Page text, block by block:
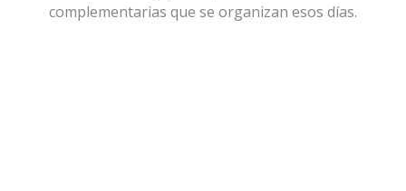
complementarias que se organizan esos días.